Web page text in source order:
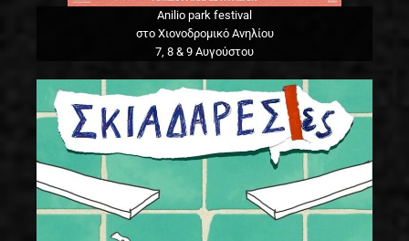
Anilio park festival
στο Χιονοδρομικό Ανηλίου
7, 8 & 9 Αυγούστου